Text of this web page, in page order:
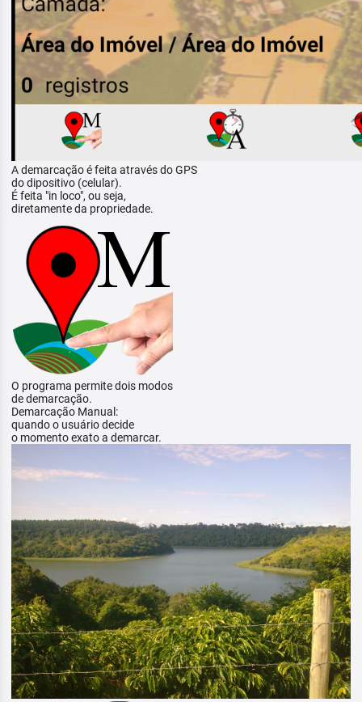
A demarcação é feita através do GPS
do dipositivo (celular).
É feita "in loco", ou seja,
diretamente da propriedade.
O programa permite dois modos
de demarcação.
Demarcação Manual:
quando o usuário decide
o momento exato a demarcar.